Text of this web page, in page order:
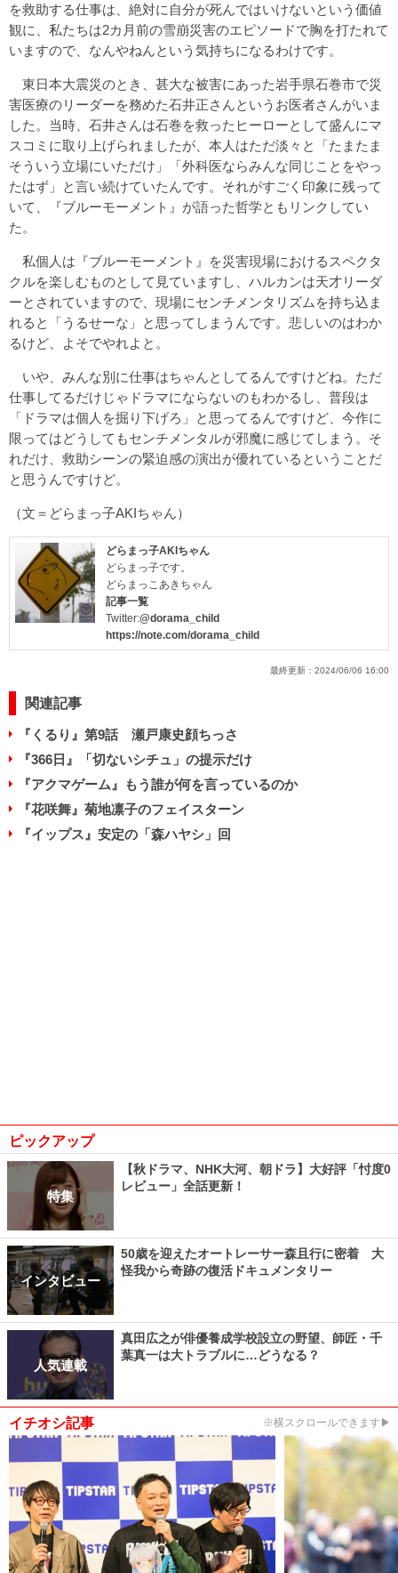
を救助する仕事は、絶対に自分が死んではいけないという価値
観に、私たちは2カ月前の雪崩災害のエピソードで胸を打たれて
いますので、なんやねんという気持ちになるわけです。
東日本大震災のとき、甚大な被害にあった岩手県石巻市で災
害医療のリーダーを務めた石井正さんというお医者さんがいま
した。当時、石井さんは石巻を救ったヒーローとして盛んにマ
スコミに取り上げられましたが、本人はただ淡々と「たまたま
そういう立場にいただけ」「外科医ならみんな同じことをやっ
たはず」と言い続けていたんです。それがすごく印象に残って
いて、『ブルーモーメント』が語った哲学ともリンクしてい
た。
私個人は『ブルーモーメント』を災害現場におけるスペクタ
クルを楽しむものとして見ていますし、ハルカンは天才リーダ
ーとされていますので、現場にセンチメンタリズムを持ち込ま
れると「うるせーな」と思ってしまうんです。悲しいのはわか
るけど、よそでやれよと。
いや、みんな別に仕事はちゃんとしてるんですけどね。ただ
仕事してるだけじゃドラマにならないのもわかるし、普段は
「ドラマは個人を掘り下げろ」と思ってるんですけど、今作に
限ってはどうしてもセンチメンタルが邪魔に感じてしまう。そ
れだけ、救助シーンの緊迫感の演出が優れているということだ
と思うんですけど。
（文＝どらまっ子AKIちゃん）
どらまっ子AKIちゃん
どらまっ子です。
どらまっこあきちゃん
記事一覧
Twitter:@dorama_child
https://note.com/dorama_child
最終更新： 2024/06/06 16:00
関連記事
『くるり』第9話 瀬戸康史顔ちっさ
『366日』「切ないシチュ」の提示だけ
『アクマゲーム』もう誰が何を言っているのか
『花咲舞』菊地凛子のフェイスターン
『イップス』安定の「森ハヤシ」回
ピックアップ
特集
【秋ドラマ、NHK大河、朝ドラ】大好評「忖度0
レビュー」全話更新！
インタビュー
50歳を迎えたオートレーサー森且行に密着 大
怪我から奇跡の復活ドキュメンタリー
人気連載
真田広之が俳優養成学校設立の野望、師匠・千
葉真一は大トラブルに…どうなる？
イチオシ記事 ※横スクロールできます▶